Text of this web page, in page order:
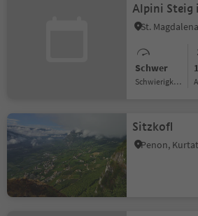
Alpini Steig
St.
Schwer
Schwierigkeitsgrad
Sitzkofl